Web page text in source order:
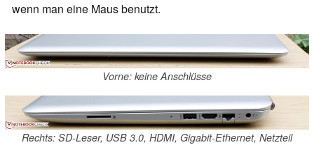
wenn man eine Maus benutzt.
Vorne: keine Anschlüsse
Rechts: SD-Leser, USB 3.0, HDMI, Gigabit-Ethernet, Netzteil